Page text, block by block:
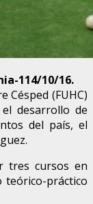
14/10/16.
Césped (FUHC)
desarrollo de
del país, el
tres cursos en
teórico-práctico